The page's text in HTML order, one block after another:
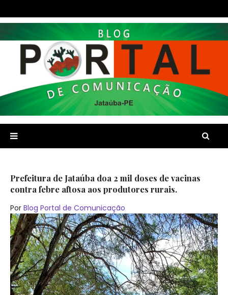
Prefeitura de Jataúba doa 2 mil doses de vacinas
contra febre aftosa aos produtores rurais.
Por Blog Portal de Comunicação